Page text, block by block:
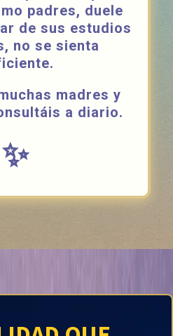
padres, duele
de sus estudios
no se sienta
madres y
a diario.
✨